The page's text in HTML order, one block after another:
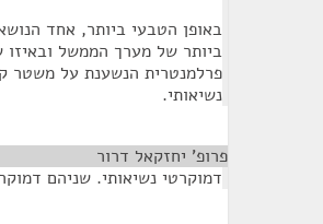
באופן הטבעי ביותר, אחד
ביותר של מערך הממשל
פרלמנטרית הנשענת על משטר
נשיאותי.
פרופ' יחזקאל דרור
דמוקרטי נשיאותי. שניהם